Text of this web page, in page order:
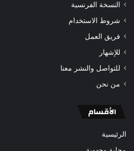
النسخة الفرنسية
شروط الاستخدام
فريق العمل
للإشهار
للتواصل والنشر معنا
من نحن
الأقسام
الرئيسية